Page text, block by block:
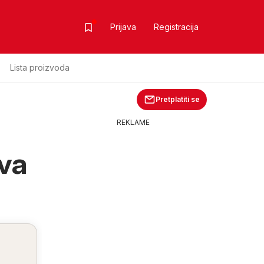
Prijava Registracija
Lista proizvoda
Pretplatiti se
REKLAME